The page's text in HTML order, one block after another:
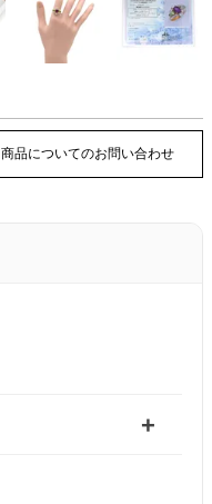
商品についてのお問い合わせ